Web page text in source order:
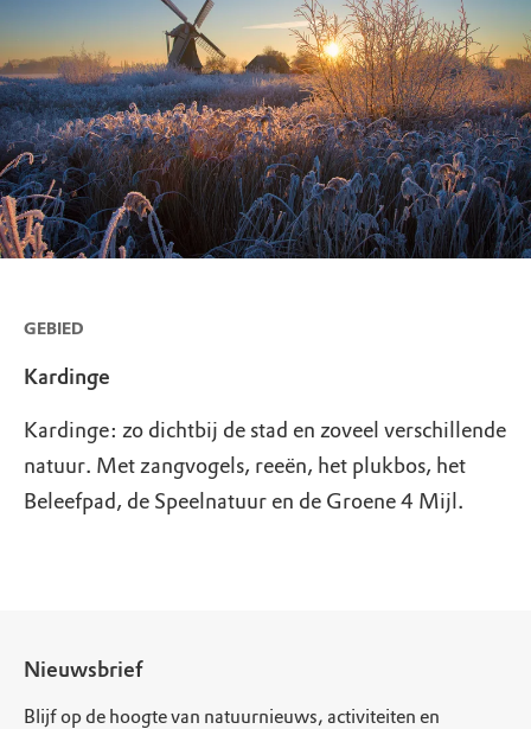
GEBIED
Kardinge
Kardinge: zo dichtbij de stad en zoveel verschillende
natuur. Met zangvogels, reeën, het plukbos, het
Beleefpad, de Speelnatuur en de Groene 4 Mijl.
Nieuwsbrief
Blijf op de hoogte van natuurnieuws, activiteiten en